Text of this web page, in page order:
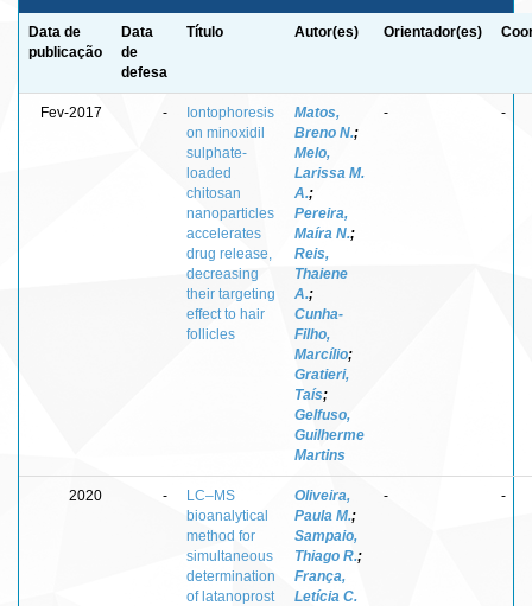
Data de
publicação
Data
de
defesa
Título Autor(es) Orientador(es)
Fev-2017 -
Iontophoresis
on minoxidil
sulphate-
loaded
chitosan
nanoparticles
accelerates
drug release,
decreasing
their targeting
effect to hair
follicles
Matos,
Breno N.;
Melo,
Larissa M.
A.;
Pereira,
Maíra N.;
Reis,
Thaiene
A.;
Cunha-
Filho,
Marcílio;
Gratieri,
Taís;
Gelfuso,
Guilherme
Martins
- -
2020 -
LC–MS
bioanalytical
method for
simultaneous
determination
of latanoprost
Oliveira,
Paula M.;
Sampaio,
Thiago R.;
França,
Letícia C.
- -